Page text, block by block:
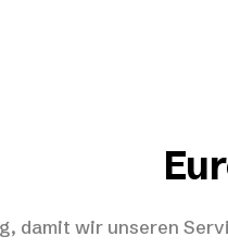
damit wir unseren